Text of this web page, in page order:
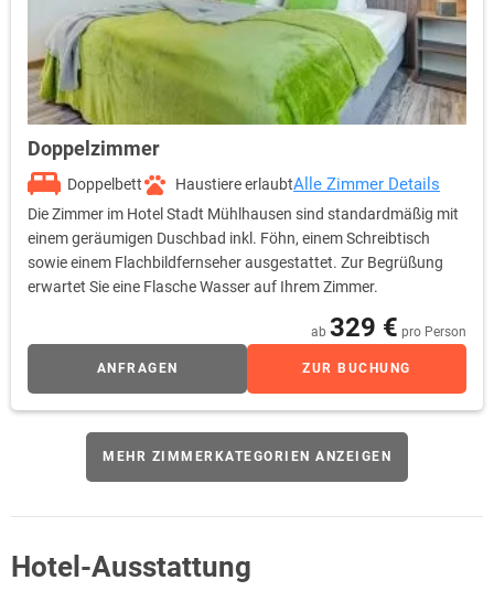
Doppelzimmer
Doppelbett Haustiere erlaubtAlle Zimmer Details
Die Zimmer im Hotel Stadt Mühlhausen sind standardmäßig mit
einem geräumigen Duschbad inkl. Föhn, einem Schreibtisch
sowie einem Flachbildfernseher ausgestattet. Zur Begrüßung
erwartet Sie eine Flasche Wasser auf Ihrem Zimmer.
ab 329 € pro Person
ANFRAGEN ZUR BUCHUNG
MEHR ZIMMERKATEGORIEN ANZEIGEN
Hotel-Ausstattung